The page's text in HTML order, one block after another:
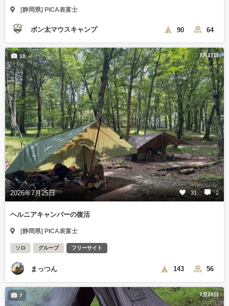
[静岡県] PICA表富士
ポン太マウスキャンプ 90 64
7月27日
2026年7月25日 31 2
10
ヘルニアキャンパーの復活
[静岡県] PICA表富士
ソロ グループ フリーサイト
まっつん 143 56
7月20日
7